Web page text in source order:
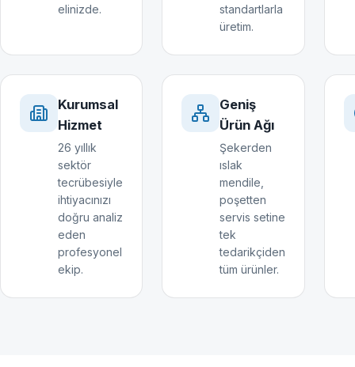
elinizde.
standartlarla
üretim.
Kurumsal
Hizmet
26 yıllık
sektör
tecrübesiyle
ihtiyacınızı
doğru analiz
eden
profesyonel
ekip.
Geniş
Ürün Ağı
Şekerden
ıslak
mendile,
poşetten
servis setine
tek
tedarikçiden
tüm ürünler.